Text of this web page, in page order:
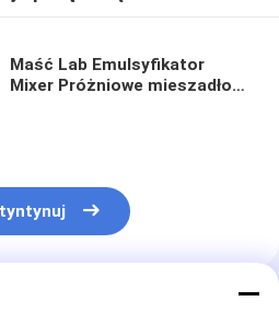
Maść Lab Emulsyfikator
Mixer Próżniowe mieszadło